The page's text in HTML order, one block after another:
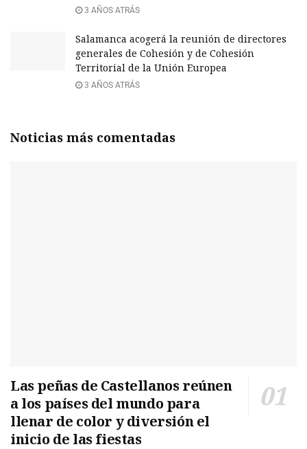
3 AÑOS ATRÁS
Salamanca acogerá la reunión de directores
generales de Cohesión y de Cohesión
Territorial de la Unión Europea
3 AÑOS ATRÁS
Noticias más comentadas
Las peñas de Castellanos reúnen
a los países del mundo para
llenar de color y diversión el
inicio de las fiestas